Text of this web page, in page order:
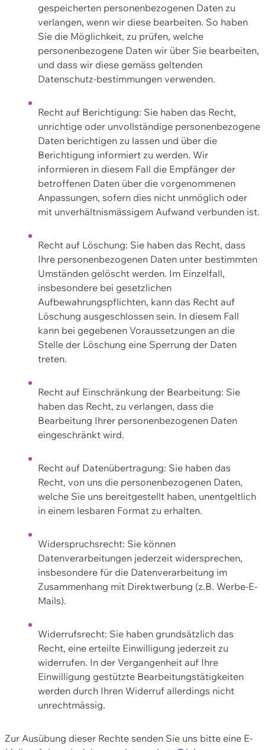
gespeicherten personenbezogenen Daten zu
verlangen, wenn wir diese bearbeiten. So haben
Sie die Möglichkeit, zu prüfen, welche
personenbezogene Daten wir über Sie bearbeiten,
und dass wir diese gemäss geltenden
Datenschutz-bestimmungen verwenden.
Recht auf Berichtigung: Sie haben das Recht,
unrichtige oder unvollständige personenbezogene
Daten berichtigen zu lassen und über die
Berichtigung informiert zu werden. Wir
informieren in diesem Fall die Empfänger der
betroffenen Daten über die vorgenommenen
Anpassungen, sofern dies nicht unmöglich oder
mit unverhältnismässigem Aufwand verbunden ist.
Recht auf Löschung: Sie haben das Recht, dass
Ihre personenbezogenen Daten unter bestimmten
Umständen gelöscht werden. Im Einzelfall,
insbesondere bei gesetzlichen
Aufbewahrungspflichten, kann das Recht auf
Löschung ausgeschlossen sein. In diesem Fall
kann bei gegebenen Voraussetzungen an die
Stelle der Löschung eine Sperrung der Daten
treten.
Recht auf Einschränkung der Bearbeitung: Sie
haben das Recht, zu verlangen, dass die
Bearbeitung Ihrer personenbezogenen Daten
eingeschränkt wird.
Recht auf Datenübertragung: Sie haben das
Recht, von uns die personenbezogenen Daten,
welche Sie uns bereitgestellt haben, unentgeltlich
in einem lesbaren Format zu erhalten.
Widerspruchsrecht: Sie können
Datenverarbeitungen jederzeit widersprechen,
insbesondere für die Datenverarbeitung im
Zusammenhang mit Direktwerbung (z.B. Werbe-E-
Mails).
Widerrufsrecht: Sie haben grundsätzlich das
Recht, eine erteilte Einwilligung jederzeit zu
widerrufen. In der Vergangenheit auf Ihre
Einwilligung gestützte Bearbeitungstätigkeiten
werden durch Ihren Widerruf allerdings nicht
unrechtmässig.
Zur Ausübung dieser Rechte senden Sie uns bitte eine E-